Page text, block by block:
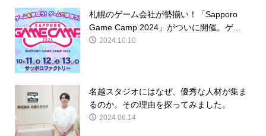
札幌のゲーム会社が勢揃い！「Sapporo
Game Camp 2024」がついに開催。ゲ...
2024.10.10
名越スタジオにはなぜ、優秀な人材が集ま
るのか。その理由を探ってみました。
2024.06.14